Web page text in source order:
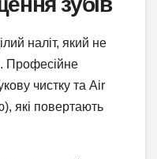
наліт, який не
Професійне
чистку та Air
які повертають